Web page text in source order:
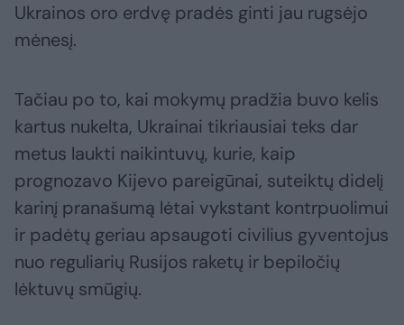
Ukrainos oro erdvę pradės ginti jau rugsėjo
mėnesį.
Tačiau po to, kai mokymų pradžia buvo kelis
kartus nukelta, Ukrainai tikriausiai teks dar
metus laukti naikintuvų, kurie, kaip
prognozavo Kijevo pareigūnai, suteiktų didelį
karinį pranašumą lėtai vykstant kontrpuolimui
ir padėtų geriau apsaugoti civilius gyventojus
nuo reguliarių Rusijos raketų ir bepiločių
lėktuvų smūgių.